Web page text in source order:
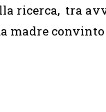
ricerca, tra
madre